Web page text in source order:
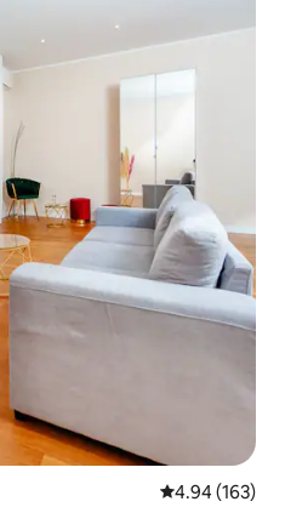
औसत रेटिंग 5 में से
4.94 (163)